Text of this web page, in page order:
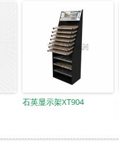
石英显示架XT904